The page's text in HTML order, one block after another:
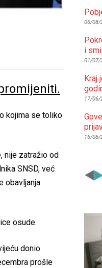
kojima se toliko
nije zatražio od
SNSD, već
obavljanja
osude.
donio
prošle
06/08/
i
01/07/
Kraj
17/06/
16/06/